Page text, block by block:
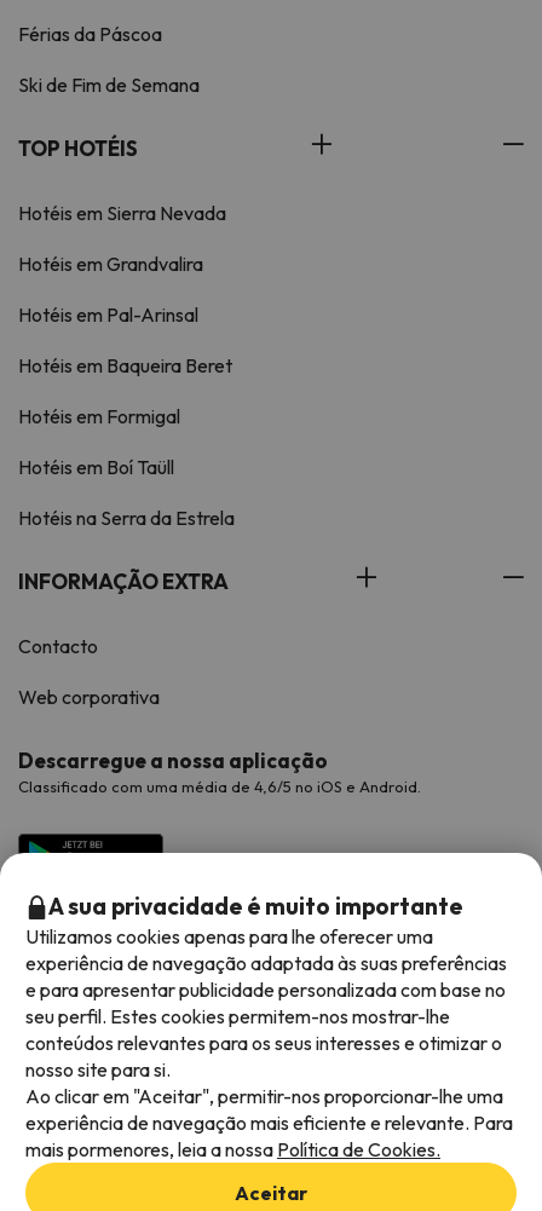
Férias da Páscoa
Ski de Fim de Semana
TOP HOTÉIS
Hotéis em Sierra Nevada
Hotéis em Grandvalira
Hotéis em Pal-Arinsal
Hotéis em Baqueira Beret
Hotéis em Formigal
Hotéis em Boí Taüll
Hotéis na Serra da Estrela
INFORMAÇÃO EXTRA
Contacto
Web corporativa
Descarregue a nossa aplicação
Classificado com uma média de 4,6/5 no iOS e Android.
Métodos de pagamento disponíveis
Termos e condições gerais
A sua privacidade é muito importante
Utilizamos cookies apenas para lhe oferecer uma
experiência de navegação adaptada às suas preferências
e para apresentar publicidade personalizada com base no
seu perfil. Estes cookies permitem-nos mostrar-lhe
conteúdos relevantes para os seus interesses e otimizar o
nosso site para si.
Ao clicar em "Aceitar", permitir-nos proporcionar-lhe uma
experiência de navegação mais eficiente e relevante. Para
mais pormenores, leia a nossa Política de Cookies.
Aceitar